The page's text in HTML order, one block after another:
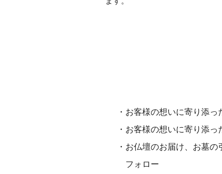
・お客様の想いに寄り添
・お客様の想いに寄り添
・お仏壇のお届け、お墓
​ フォロー